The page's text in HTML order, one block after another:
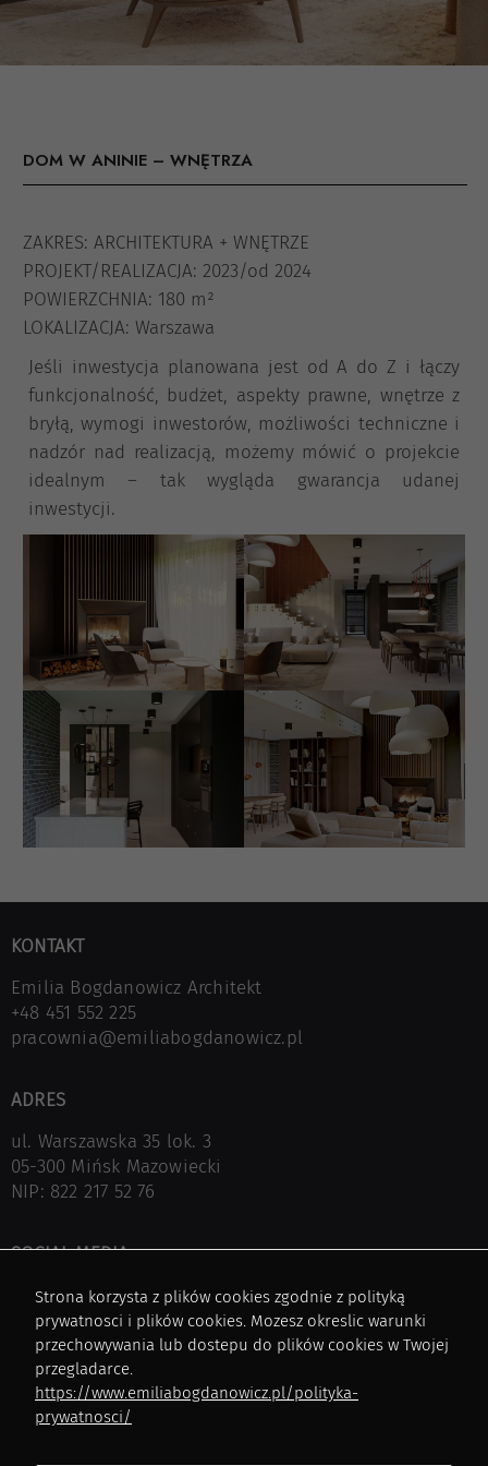
DOM W ANINIE – WNĘTRZA
ZAKRES: ARCHITEKTURA + WNĘTRZE
PROJEKT/REALIZACJA: 2023/od 2024
POWIERZCHNIA: 180 m²
LOKALIZACJA: Warszawa
Jeśli inwestycja planowana jest od A do Z i łączy
funkcjonalność, budżet, aspekty prawne, wnętrze z
bryłą, wymogi inwestorów, możliwości techniczne i
nadzór nad realizacją, możemy mówić o projekcie
idealnym – tak wygląda gwarancja udanej
inwestycji.
KONTAKT
Emilia Bogdanowicz Architekt
+48 451 552 225
pracownia@emiliabogdanowicz.pl
ADRES
ul. Warszawska 35 lok. 3
05-300 Mińsk Mazowiecki
NIP: 822 217 52 76
SOCIAL MEDIA
Facebok
Instagram
Pinterest
NA SKRÓTY
Strona korzysta z plików cookies zgodnie z polityką
prywatnosci i plików cookies. Mozesz okreslic warunki
przechowywania lub dostepu do plików cookies w Twojej
przegladarce.
https://www.emiliabogdanowicz.pl/polityka-
prywatnosci/